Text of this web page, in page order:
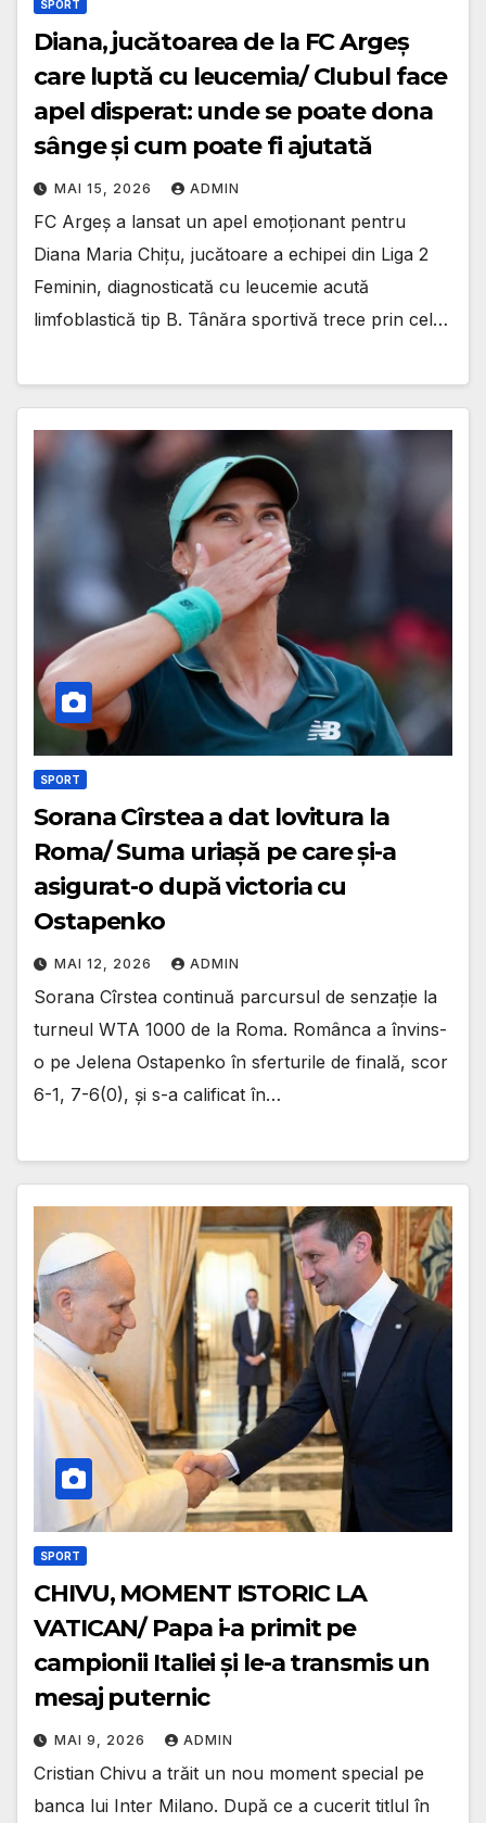
SPORT
Diana, jucătoarea de la FC Argeș
care luptă cu leucemia/ Clubul face
apel disperat: unde se poate dona
sânge și cum poate fi ajutată
MAI 15, 2026 ADMIN
FC Argeș a lansat un apel emoționant pentru
Diana Maria Chițu, jucătoare a echipei din Liga 2
Feminin, diagnosticată cu leucemie acută
limfoblastică tip B. Tânăra sportivă trece prin cel…
SPORT
Sorana Cîrstea a dat lovitura la
Roma/ Suma uriașă pe care și-a
asigurat-o după victoria cu
Ostapenko
MAI 12, 2026 ADMIN
Sorana Cîrstea continuă parcursul de senzație la
turneul WTA 1000 de la Roma. Românca a învins-
o pe Jelena Ostapenko în sferturile de finală, scor
6-1, 7-6(0), și s-a calificat în…
SPORT
CHIVU, MOMENT ISTORIC LA
VATICAN/ Papa i-a primit pe
campionii Italiei și le-a transmis un
mesaj puternic
MAI 9, 2026 ADMIN
Cristian Chivu a trăit un nou moment special pe
banca lui Inter Milano. După ce a cucerit titlul în